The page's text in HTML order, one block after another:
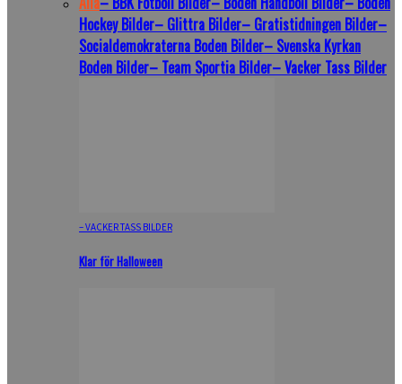
Hockey Bilder– Glittra Bilder– Gratistidningen Bilder–
Socialdemokraterna Boden Bilder– Svenska Kyrkan
Boden Bilder– Team Sportia Bilder– Vacker Tass Bilder
– VACKER TASS BILDER
Klar för Halloween